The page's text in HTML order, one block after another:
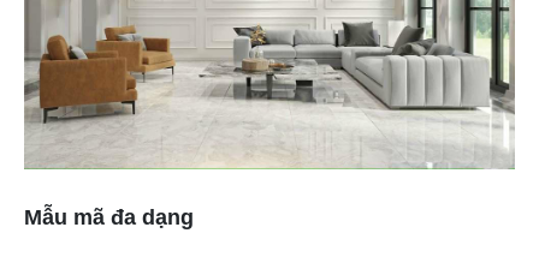
Mẫu mã đa dạng